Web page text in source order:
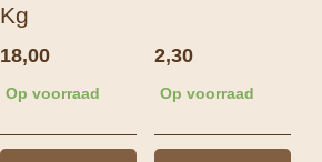
Kg
18,00
Op voorraad
2,30
Op voorraad